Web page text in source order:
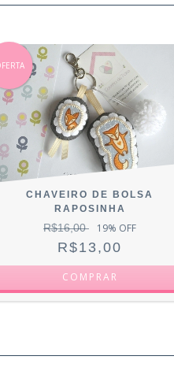
CHAVEIRO DE BOLSA
RAPOSINHA
R$16,00 19% OFF
R$13,00